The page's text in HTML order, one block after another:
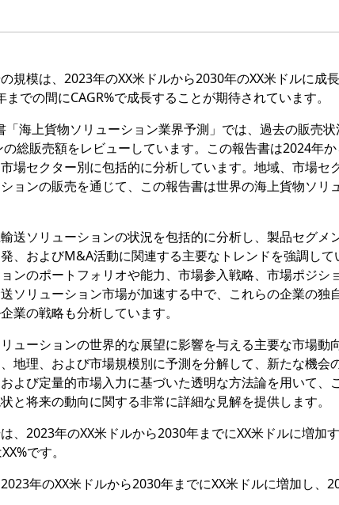
規模は、2023年のXX米ドルから2030年のXX米ドルに成
での間にCAGR%で成長することが期待されています。
海上貨物ソリューション業界予測」では、過去の販売状
総販売額をレビューしています。この報告書は2024年
場セクター別に包括的に分析しています。地域、市場セ
ョンの販売を通じて、この報告書は世界の海上貨物ソリ
送ソリューションの状況を包括的に分析し、製品セグメ
、およびM&A活動に関連する主要なトレンドを強調して
ンのポートフォリオや能力、市場参入戦略、市場ポジシ
ソリューション市場が加速する中で、これらの企業の独
業の戦略も分析しています。
ューションの世界的な展望に影響を与える主要な市場動
地理、および市場規模別に予測を分解して、新たな機会
よび定量的市場入力に基づいた透明な方法論を用いて、
と将来の動向に関する非常に詳細な見解を提供します。
、2023年のXX米ドルから2030年までにXX米ドルに増加
です。
年のXX米ドルから2030年までにXX米ドルに増加し、